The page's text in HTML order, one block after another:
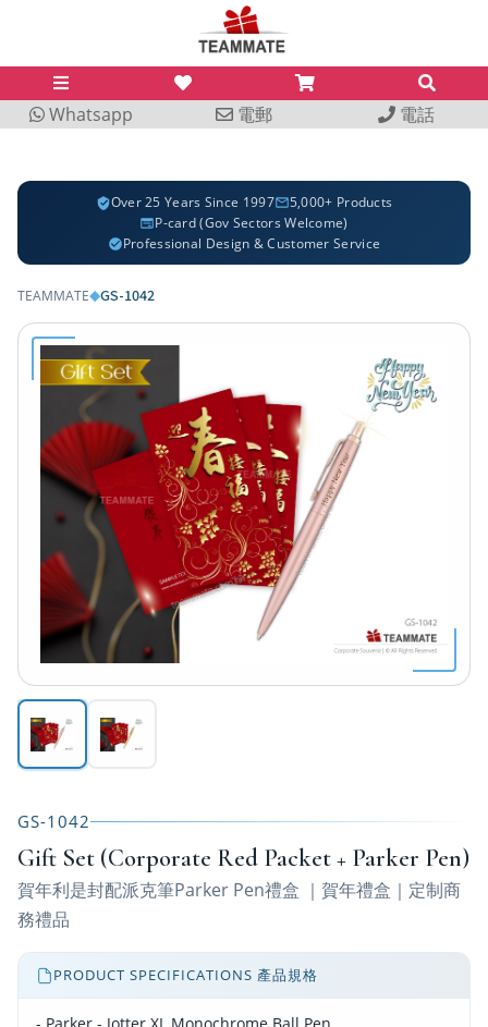
Whatsapp 電郵 電話
Over 25 Years Since 1997
5,000+ Products
P-card (Gov Sectors Welcome)
Professional Design & Customer Service
TEAMMATE◆GS-1042
GS-1042
Gift Set (Corporate Red Packet + Parker Pen)
賀年利是封配派克筆Parker Pen禮盒 ｜賀年禮盒｜定制商
務禮品
PRODUCT SPECIFICATIONS 產品規格